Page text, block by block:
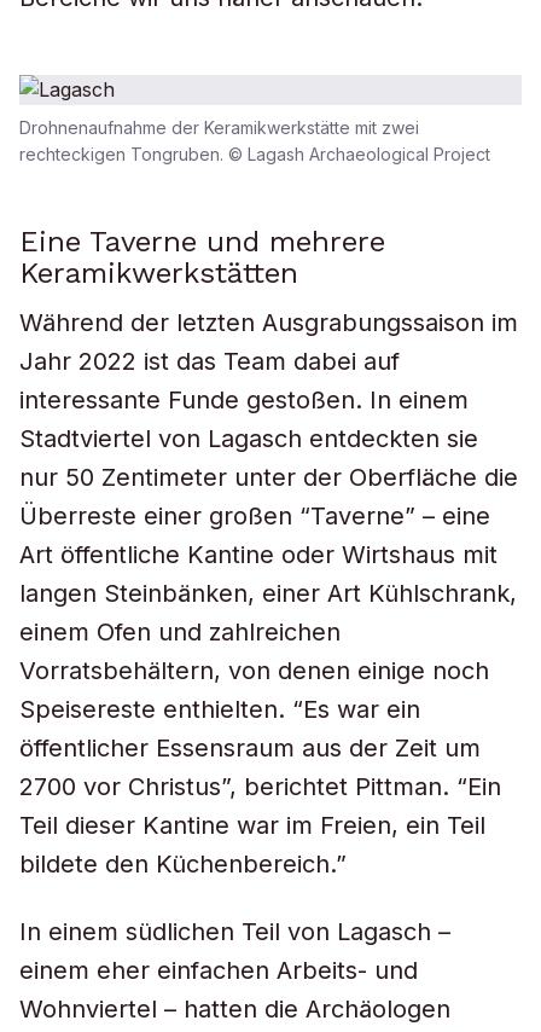
Drohnenaufnahme der Keramikwerkstätte mit zwei
rechteckigen Tongruben. © Lagash Archaeological Project
Eine Taverne und mehrere
Keramikwerkstätten
Während der letzten Ausgrabungssaison im
Jahr 2022 ist das Team dabei auf
interessante Funde gestoßen. In einem
Stadtviertel von Lagasch entdeckten sie
nur 50 Zentimeter unter der Oberfläche die
Überreste einer großen “Taverne” – eine
Art öffentliche Kantine oder Wirtshaus mit
langen Steinbänken, einer Art Kühlschrank,
einem Ofen und zahlreichen
Vorratsbehältern, von denen einige noch
Speisereste enthielten. “Es war ein
öffentlicher Essensraum aus der Zeit um
2700 vor Christus”, berichtet Pittman. “Ein
Teil dieser Kantine war im Freien, ein Teil
bildete den Küchenbereich.”
In einem südlichen Teil von Lagasch –
einem eher einfachen Arbeits- und
Wohnviertel – hatten die Archäologen